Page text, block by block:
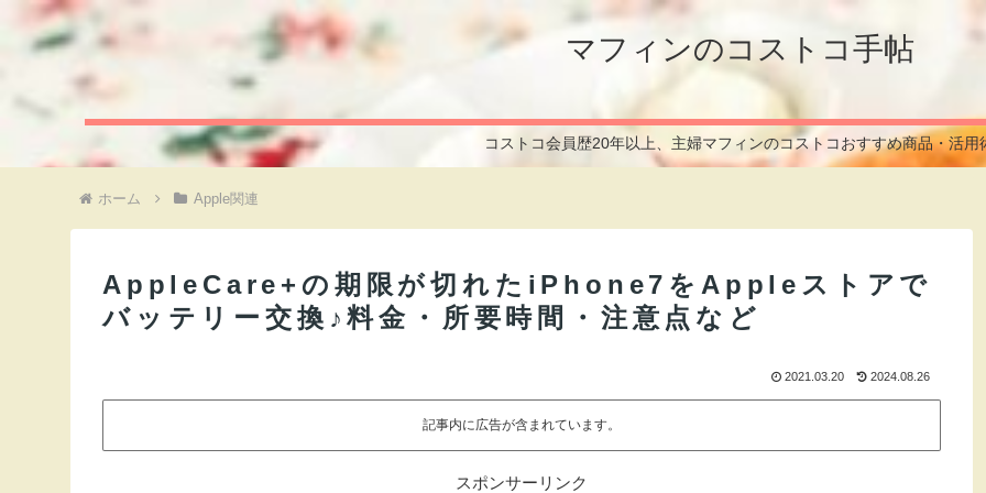
マフィンのコストコ手帖
コストコ会員歴20年以上、主婦マフィンのコストコおすすめ商品・活用
ホーム Apple関連
AppleCare+の期限が切れたiPhone7をAppleストアで
バッテリー交換♪料金・所要時間・注意点など
2021.03.20 2024.08.26
記事内に広告が含まれています。
スポンサーリンク